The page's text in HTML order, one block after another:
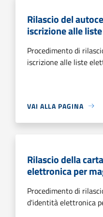
Rilascio del
iscrizione alle
Procedimento di
iscrizione alle liste
VAI ALLA PAGINA
Rilascio della
elettronica per
Procedimento di
d'identità elettronica